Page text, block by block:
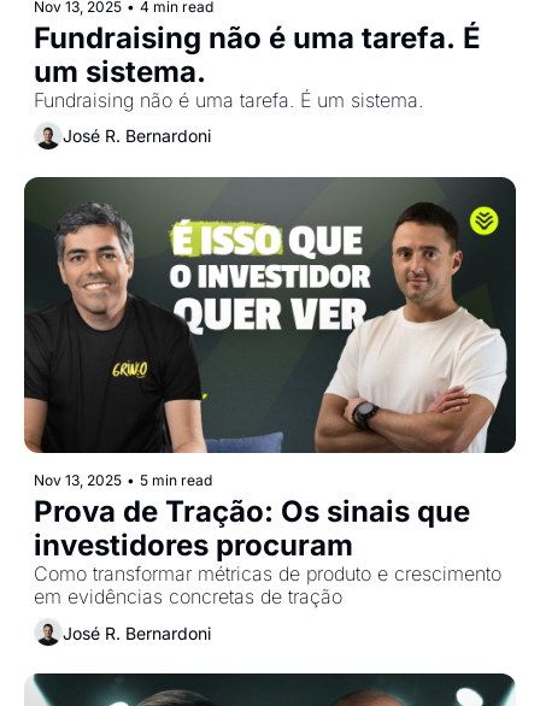
Nov 13, 2025 • 4 min read
Fundraising não é uma tarefa. É
um sistema.
Fundraising não é uma tarefa. É um sistema.
José R. Bernardoni
Nov 13, 2025 • 5 min read
Prova de Tração: Os sinais que
investidores procuram
Como transformar métricas de produto e crescimento
em evidências concretas de tração
José R. Bernardoni